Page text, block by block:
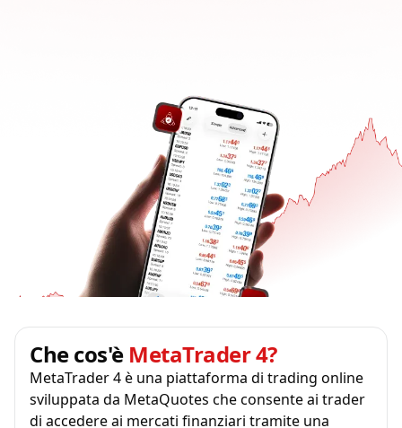
Che cos'è MetaTrader 4?
MetaTrader 4 è una piattaforma di trading online
sviluppata da MetaQuotes che consente ai trader
di accedere ai mercati finanziari tramite una